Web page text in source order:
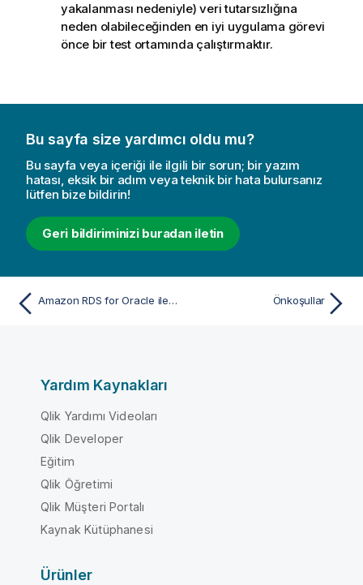
yakalanması nedeniyle) veri tutarsızlığına
neden olabileceğinden en iyi uygulama görevi
önce bir test ortamında çalıştırmaktır.
Bu sayfa size yardımcı oldu mu?
Bu sayfa veya içeriği ile ilgili bir sorun; bir yazım
hatası, eksik bir adım veya teknik bir hata bulursanız
lütfen bize bildirin!
Geri bildiriminizi buradan iletin
Amazon RDS for Oracle ile Çalışma Önkoşullar
Yardım Kaynakları
Qlik Yardımı Videoları
Qlik Developer
Eğitim
Qlik Öğretimi
Qlik Müşteri Portalı
Kaynak Kütüphanesi
Ürünler